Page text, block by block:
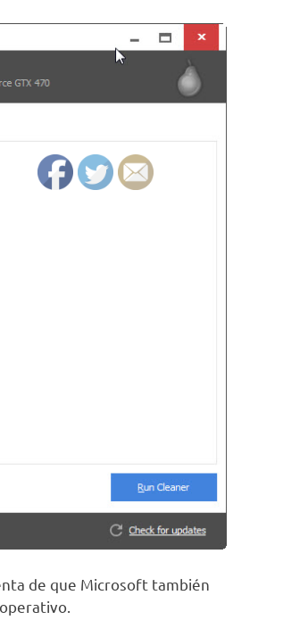
de que Microsoft también